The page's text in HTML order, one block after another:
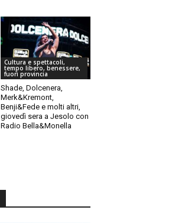
Cultura e spettacoli,
tempo libero, benessere,
fuori provincia
Shade, Dolcenera,
Merk&Kremont,
Benji&Fede e molti altri,
giovedì sera a Jesolo con
Radio Bella&Monella